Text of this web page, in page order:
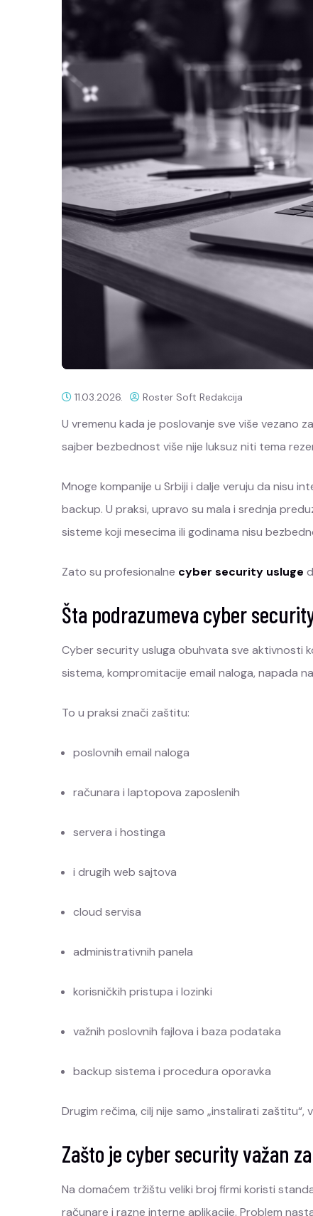
11.03.2026. Roster Soft Redakcija
U vremenu kada je poslovanje sve više vezano
sajber bezbednost više nije luksuz niti tema
Mnoge kompanije u Srbiji i dalje veruju da nisu
backup. U praksi, upravo su mala i srednja
sisteme koji mesecima ili godinama nisu
Zato su profesionalne cyber security usluge
Šta podrazumeva cyber
Cyber security usluga obuhvata sve aktivnosti
sistema, kompromitacije email naloga, napada
To u praksi znači zaštitu:
poslovnih email naloga
računara i laptopova zaposlenih
servera i hostinga
i drugih web sajtova
cloud servisa
administrativnih panela
korisničkih pristupa i lozinki
važnih poslovnih fajlova i baza podataka
backup sistema i procedura oporavka
Drugim rečima, cilj nije samo „instalirati
Zašto je cyber security važan
Na domaćem tržištu veliki broj firmi koristi
računare i razne interne aplikacije. Problem